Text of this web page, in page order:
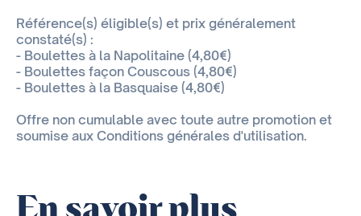
Référence(s) éligible(s) et prix généralement
constaté(s) :
- Boulettes à la Napolitaine (4,80€)
- Boulettes façon Couscous (4,80€)
- Boulettes à la Basquaise (4,80€)
Offre non cumulable avec toute autre promotion et
soumise aux Conditions générales d'utilisation.